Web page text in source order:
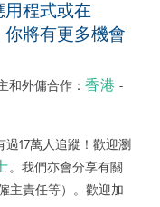
用程式或在
你將有更多機會
和外傭合作： 香港 -
過17萬人追蹤！歡迎瀏
。我們亦會分享有關
主責任等）。歡迎加